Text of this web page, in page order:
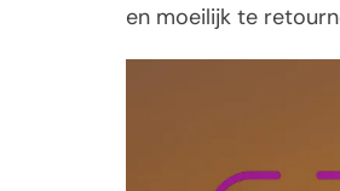
en moeilijk te